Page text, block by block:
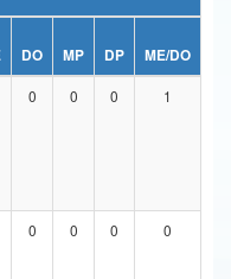
DO MP DP ME/DO
0 0 0 1
0 0 0 0